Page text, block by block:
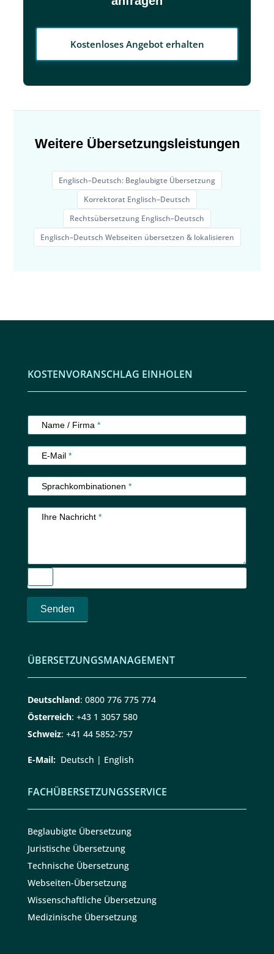
Kostenloses Angebot erhalten
Weitere Übersetzungsleistungen
Englisch–Deutsch: Beglaubigte Übersetzung
Korrektorat Englisch–Deutsch
Rechtsübersetzung Englisch–Deutsch
Englisch–Deutsch Webseiten übersetzen & lokalisieren
KOSTENVORANSCHLAG EINHOLEN
Name / Firma *
E-Mail *
Sprachkombinationen *
Ihre Nachricht *
Senden
ÜBERSETZUNGSMANAGEMENT
Deutschland: 0800 776 775 774
Österreich: +43 1 3057 580
Schweiz: +41 44 5852-757
E-Mail: Deutsch | English
FACHÜBERSETZUNGSSERVICE
Beglaubigte Übersetzung
Juristische Übersetzung
Technische Übersetzung
Webseiten-Übersetzung
Wissenschaftliche Übersetzung
Medizinische Übersetzung